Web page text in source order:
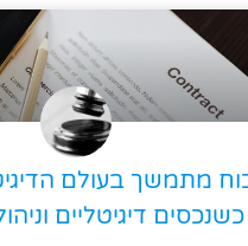
כוח מתמשך בעולם
כשנכסים דיגיטליים